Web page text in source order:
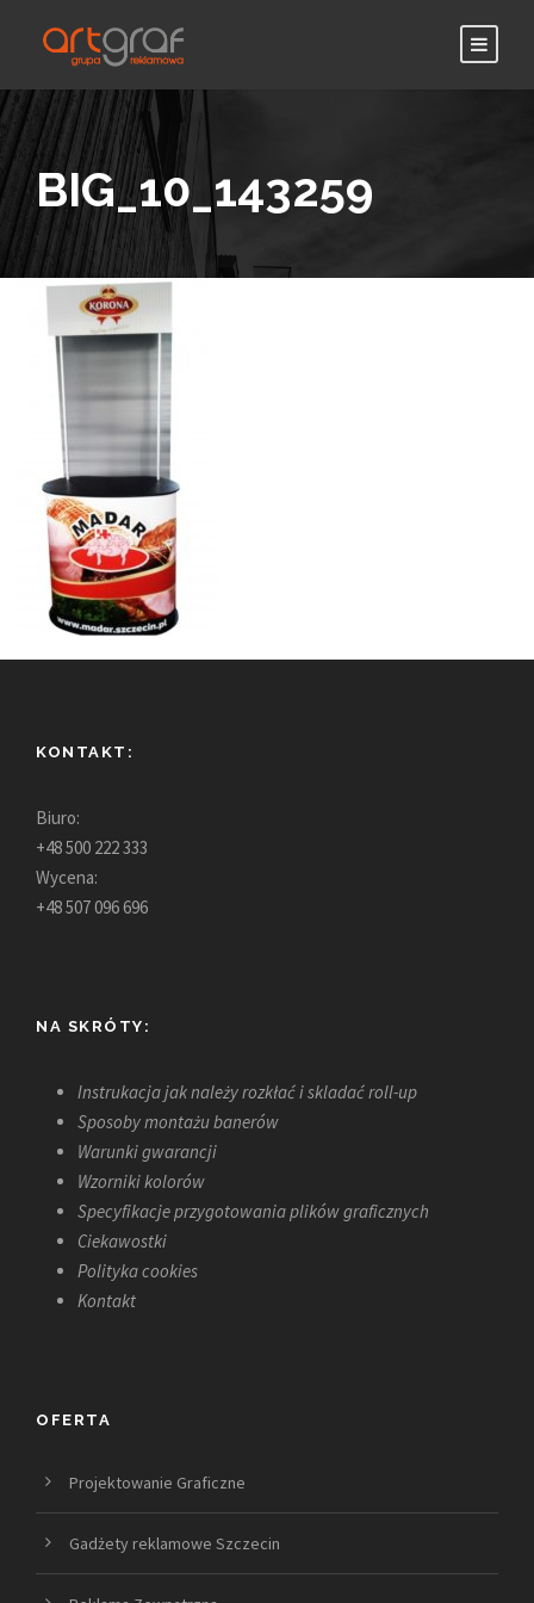
BIG_10_143259
KONTAKT:
Biuro:
+48 500 222 333
Wycena:
+48 507 096 696
NA SKRÓTY:
Instrukacja jak należy rozkłać i skladać roll-up
Sposoby montażu banerów
Warunki gwarancji
Wzorniki kolorów
Specyfikacje przygotowania plików graficznych
Ciekawostki
Polityka cookies
Kontakt
OFERTA
Projektowanie Graficzne
Gadżety reklamowe Szczecin